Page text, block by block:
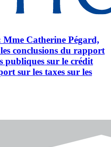
Mme Catherine Pégard,
conclusions du rapport
publiques sur le crédit
sur les taxes sur les